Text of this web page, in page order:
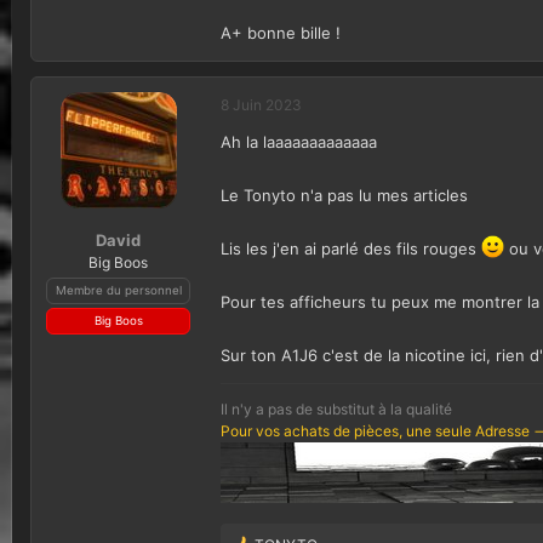
A+ bonne bille !
David
Big Boos
Membre du personnel
Big Boos
8 Juin 2023
Ah la laaaaaaaaaaaaa
Le Tonyto n'a pas lu mes articles
Lis les j'en ai parlé des fils rouges ou
Pour tes afficheurs tu peux me montrer
Sur ton A1J6 c'est de la nicotine ici, rien
Il n'y a pas de substitut à la qualité
Pour vos achats de pièces, une seule Adresse